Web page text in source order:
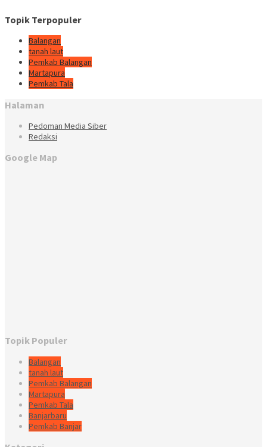
Topik Terpopuler
Balangan
tanah laut
Pemkab Balangan
Martapura
Pemkab Tala
Halaman
Pedoman Media Siber
Redaksi
Google Map
Topik Populer
Balangan
tanah laut
Pemkab Balangan
Martapura
Pemkab Tala
Banjarbaru
Pemkab Banjar